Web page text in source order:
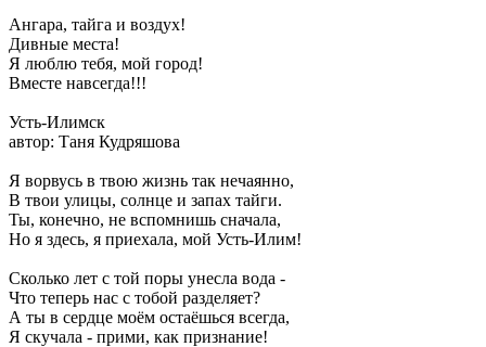
Ангара, тайга и воздух!
Дивные места!
Я люблю тебя, мой город!
Вместе навсегда!!!
Усть-Илимск
автор: Таня Кудряшова
Я ворвусь в твою жизнь так нечаянно,
В твои улицы, солнце и запах тайги.
Ты, конечно, не вспомнишь сначала,
Но я здесь, я приехала, мой Усть-Илим!
Сколько лет с той поры унесла вода -
Что теперь нас с тобой разделяет?
А ты в сердце моём остаёшься всегда,
Я скучала - прими, как признание!